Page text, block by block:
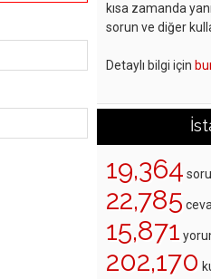
kısa zamanda
sorun ve diğer
Detaylı bilgi için
19,364 soru
22,785
15,871
202,170